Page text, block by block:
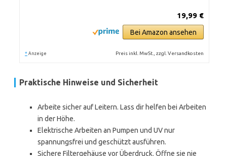
19,99 €
Bei Amazon ansehen
* Anzeige Preis inkl. MwSt., zzgl. Versandkosten
Praktische Hinweise und Sicherheit
Arbeite sicher auf Leitern. Lass dir helfen bei Arbeiten
in der Höhe.
Elektrische Arbeiten an Pumpen und UV nur
spannungsfrei und geschützt ausführen.
Sichere Filtergehäuse vor Überdruck. Öffne sie nie